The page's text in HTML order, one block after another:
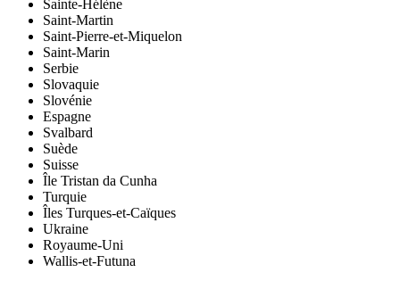
Sainte-Hélène
Saint-Martin
Saint-Pierre-et-Miquelon
Saint-Marin
Serbie
Slovaquie
Slovénie
Espagne
Svalbard
Suède
Suisse
Île Tristan da Cunha
Turquie
Îles Turques-et-Caïques
Ukraine
Royaume-Uni
Wallis-et-Futuna